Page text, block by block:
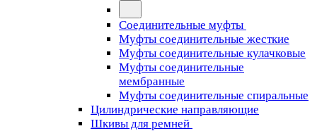
Соединительные муфты
Муфты соединительные жесткие
Муфты соединительные кулачковые
Муфты соединительные
мембранные
Муфты соединительные спиральные
Цилиндрические направляющие
Шкивы для ремней